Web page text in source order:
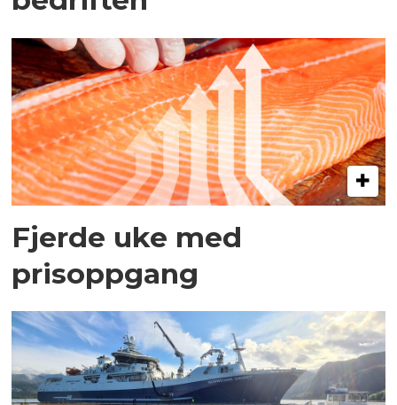
Fjerde uke med
prisoppgang